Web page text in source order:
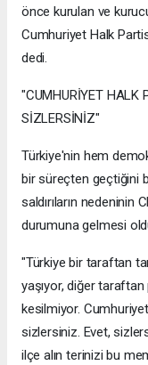
önce kurulan ve
Cumhuriyet Halk
dedi.
"CUMHURİYET HALK
SİZLERSİNİZ"
Türkiye'nin hem
bir süreçten geçtiğini
saldırıların nedeninin
durumuna gelmesi
"Türkiye bir taraftan
yaşıyor, diğer taraftan
kesilmiyor. Cumhuriyet
sizlersiniz. Evet,
ilçe alın terinizi bu